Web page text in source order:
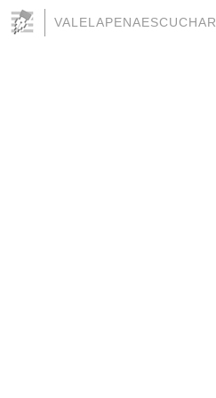
VALELAPENAESCUCHAR